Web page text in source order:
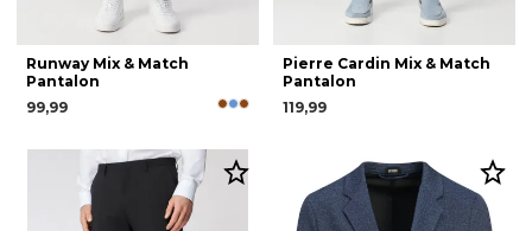
Runway Mix & Match
Pantalon
99,99
Pierre Cardin Mix & Match
Pantalon
119,99